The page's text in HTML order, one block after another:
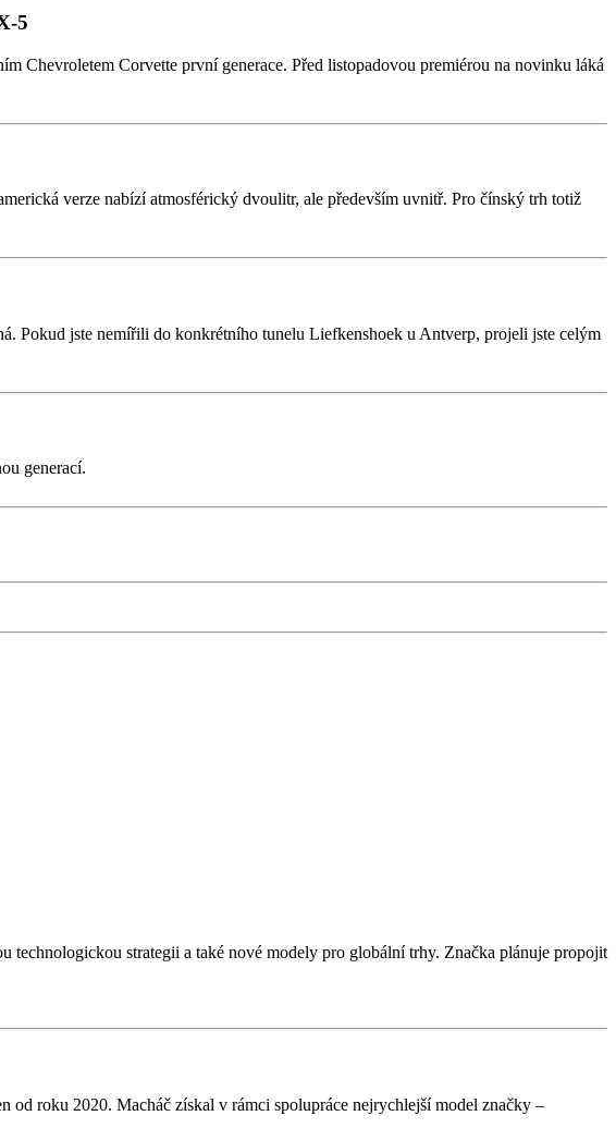
5
Chevroletem Corvette první generace. Před listopadovou premiérou na novinku láká
verze nabízí atmosférický dvoulitr, ale především uvnitř. Pro čínský trh totiž
Pokud jste nemířili do konkrétního tunelu Liefkenshoek u Antverp, projeli jste celým
generací.
technologickou strategii a také nové modely pro globální trhy. Značka plánuje propojit
roku 2020. Macháč získal v rámci spolupráce nejrychlejší model značky –